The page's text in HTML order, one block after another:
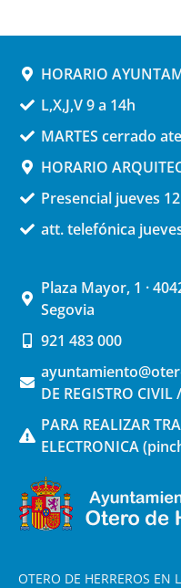
HORARIO
L,X,J,V 9 a 14h
MARTES cerrado
HORARIO
Presencial jueves
att. telefónica
Plaza Mayor, 1 ·
Segovia
921 483 000
DE REGISTRO
PARA REALIZAR
ELECTRONICA
OTERO DE HERREROS EN